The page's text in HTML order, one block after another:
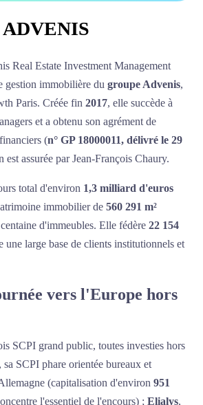
ADVENIS
Real Estate Investment Management
gestion immobilière du groupe Advenis,
Paris. Créée fin 2017, elle succède à
et a obtenu son agrément de
(n° GP 18000011, délivré le 29
est assurée par Jean-François Chaury.
total d'environ 1,3 milliard d'euros
immobilier de 560 291 m²
d'immeubles. Elle fédère 22 154
une large base de clients institutionnels et
vers l'Europe hors
SCPI grand public, toutes investies hors
, sa SCPI phare orientée bureaux et
(capitalisation d'environ 951
l'essentiel de l'encours) ; Elialys,